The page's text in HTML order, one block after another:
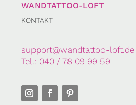
WANDTATTOO-LOFT
KONTAKT
support@wandtattoo-loft.de
Tel.: 040 / 78 09 99 59